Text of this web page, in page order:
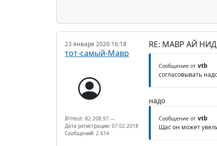
23 января 2020 16:18
тот-самый-Мавр
IP/Host: 82.208.97.---
Дата регистрации: 07.02.2018
Сообщений: 2 614
RE: МАВР АЙ
Сообщение от vtb
согласовывать
надо
Сообщение от vtb
Щас он может